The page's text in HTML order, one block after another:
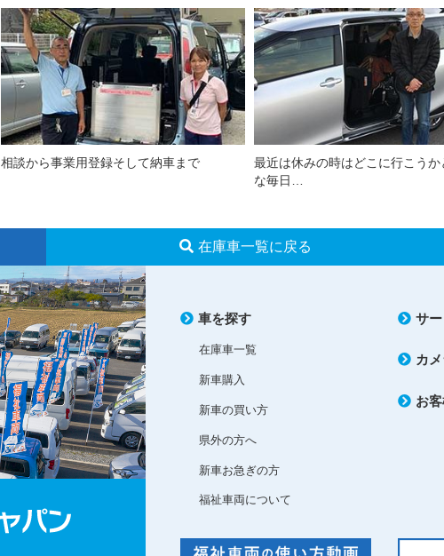
相談から事業用登録そして納車まで
最近は休みの時はどこに行こうか
な毎日…
在庫車一覧に戻る
車を探す
在庫車一覧
新車購入
新車の買い方
県外の方へ
新車お急ぎの方
福祉車両について
サ
カ
お